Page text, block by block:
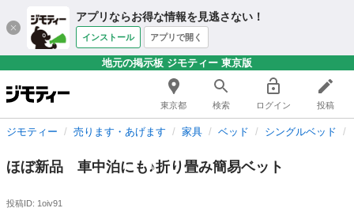
アプリならお得な情報を見逃さない！
インストール アプリで開く
地元の掲示板 ジモティー 東京版
東京都 検索 ログイン 投稿
ジモティー 売ります・あげます 家具 ベッド シングルベッド
ほぼ新品 車中泊にも♪折り畳み簡易ベット
投稿ID: 1oiv91